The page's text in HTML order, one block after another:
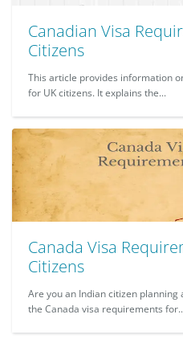
Canadian Visa
Citizens
This article provides information
for UK citizens. It explains the...
Canada Visa
Citizens
Are you an Indian citizen
the Canada visa requirements